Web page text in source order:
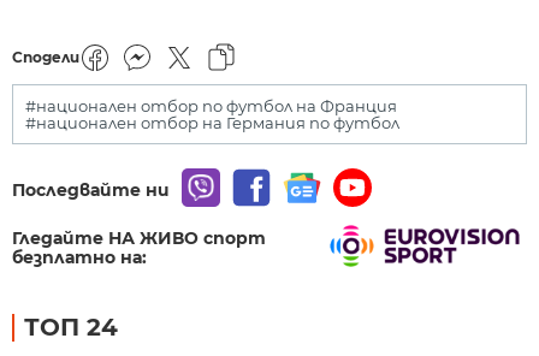
Сподели
#национален отбор по футбол на Франция
#национален отбор на Германия по футбол
Последвайте ни
Гледайте НА ЖИВО спорт
безплатно на:
ТОП 24